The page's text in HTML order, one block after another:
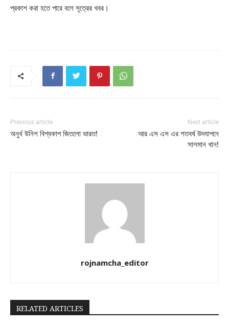
প্রকাশ করা হতে পারে বলে সূত্রের খবর।
Previous article
অনুর্ধ উনিশ বিশ্বকাপ জিতলো ভারত!
Next article
আর এস এস এর শতবর্ষ উদযাপনে
সালমান খান!
rojnamcha_editor
RELATED ARTICLES